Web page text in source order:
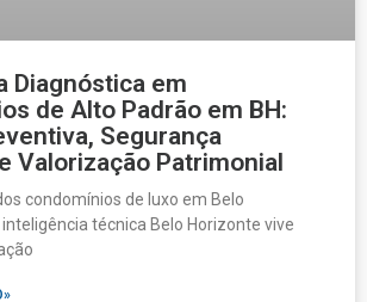
Diagnóstica em
de Alto Padrão em BH:
Segurança
Valorização Patrimonial
condomínios de luxo em Belo
técnica Belo Horizonte vive